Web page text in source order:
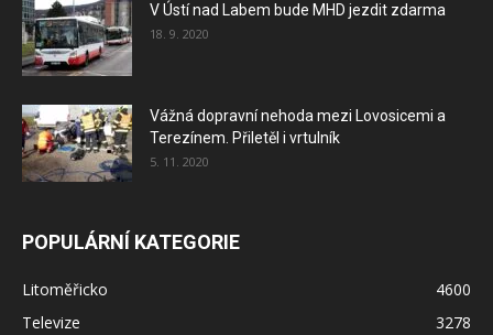
V Ústí nad Labem bude MHD jezdit zdarma
18. 9. 2020
Vážná dopravní nehoda mezi Lovosicemi a
Terezínem. Přiletěl i vrtulník
5. 11. 2020
POPULÁRNÍ KATEGORIE
Litoměřicko
4600
Televize
3278